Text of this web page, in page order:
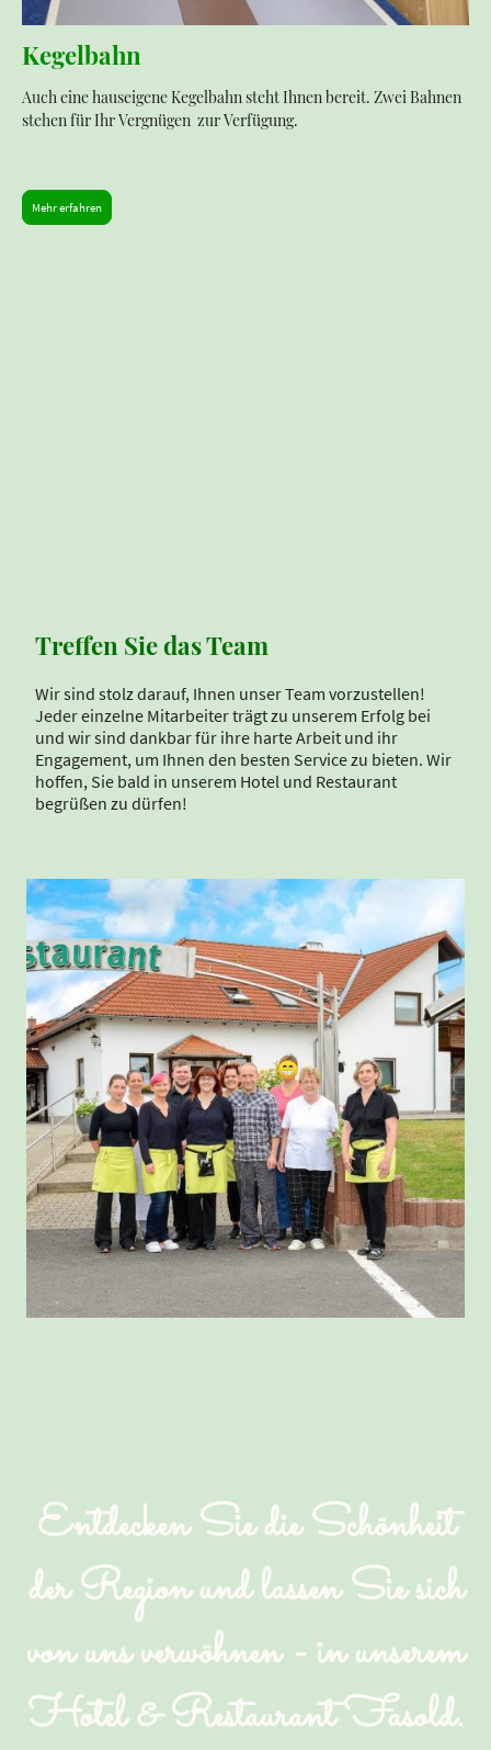
Kegelbahn
Auch eine hauseigene Kegelbahn steht Ihnen bereit. Zwei Bahnen
stehen für Ihr Vergnügen zur Verfügung.
Mehr erfahren
Treffen Sie das Team
Wir sind stolz darauf, Ihnen unser Team vorzustellen!
Jeder einzelne Mitarbeiter trägt zu unserem Erfolg bei
und wir sind dankbar für ihre harte Arbeit und ihr
Engagement, um Ihnen den besten Service zu bieten. Wir
hoffen, Sie bald in unserem Hotel und Restaurant
begrüßen zu dürfen!
Entdecken Sie die Schönheit
der Region und lassen Sie sich
von uns verwöhnen - in unserem
Hotel & Restaurant Fasold.